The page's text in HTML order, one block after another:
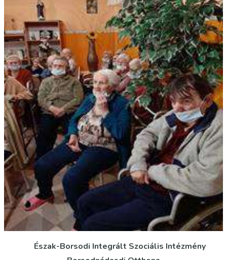
Észak-Borsodi Integrált Szociális Intézmény